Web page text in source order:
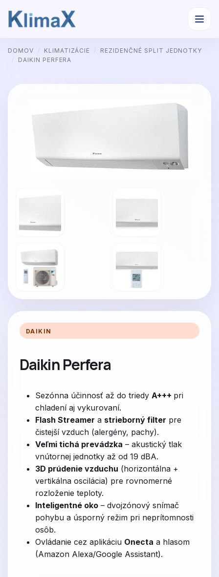
na
DOMOV / KLIMATIZÁCIE /
REZIDENČNÉ SPLIT JEDNOTKY
DAIKIN PERFERA
DAIKIN
Daikin Perfera
Sezónna účinnosť až do triedy A+++ pri
chladení aj vykurovaní.
Flash Streamer a strieborný filter pre
čistejší vzduch (alergény, pachy).
Veľmi tichá prevádzka – akustický tlak
vnútornej jednotky až od 19 dBA.
3D prúdenie vzduchu (horizontálna +
vertikálna oscilácia) pre rovnomerné
rozloženie teploty.
Inteligentné oko – dvojzónový snímač
pohybu a úsporný režim pri neprítomnosti
osôb.
Ovládanie cez aplikáciu Onecta a hlasom
(Amazon Alexa/Google Assistant).